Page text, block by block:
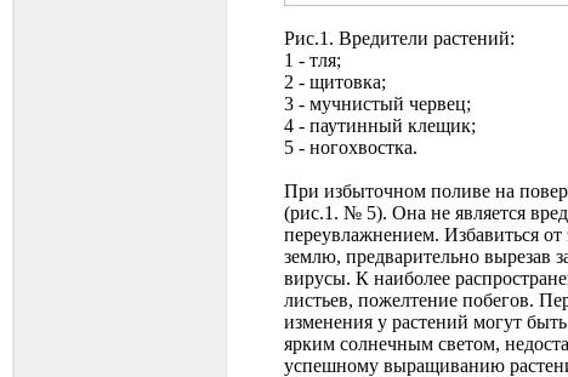
Рис.1. Вредители растений:
1 - тля;
2 - щитовка;
3 - мучнистый червец;
4 - паутинный клещик;
5 - ногохвостка.
При избыточном поливе на
(рис.1. № 5). Она не является
переувлажнением. Избавиться
землю, предварительно вырезав
вирусы. К наиболее
листьев, пожелтение побегов.
изменения у растений могут
ярким солнечным светом,
успешному выращиванию